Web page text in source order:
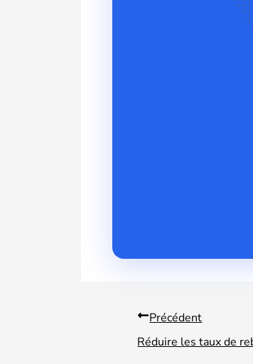
Précédent
Réduire les taux de